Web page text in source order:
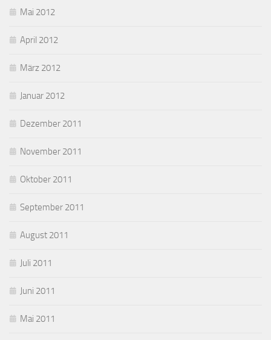
Mai 2012
April 2012
März 2012
Januar 2012
Dezember 2011
November 2011
Oktober 2011
September 2011
August 2011
Juli 2011
Juni 2011
Mai 2011